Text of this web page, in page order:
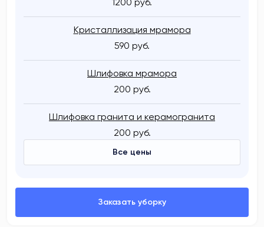
1200 руб.
Кристаллизация мрамора
590 руб.
Шлифовка мрамора
200 руб.
Шлифовка гранита и керамогранита
200 руб.
Все цены